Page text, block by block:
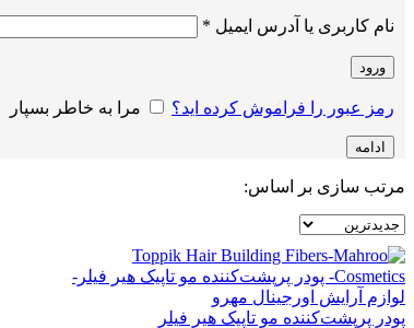
نام کاربری یا آدرس ایمیل *
ورود
رمز عبور را فراموش کرده اید؟ مرا به خاطر بسپار
ادامه
مرتب سازی بر اساس:
پودر پرپشت‌کننده مو تاپیک هیر فیلر